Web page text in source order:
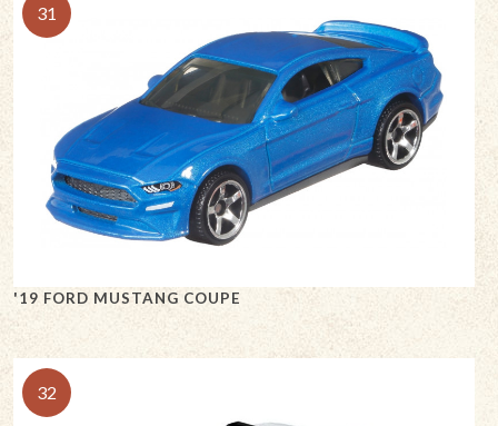
'19 FORD MUSTANG COUPE
31
32